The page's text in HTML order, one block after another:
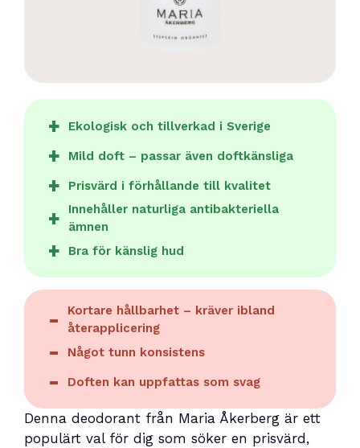
Ekologisk och tillverkad i Sverige
Mild doft – passar även doftkänsliga
Prisvärd i förhållande till kvalitet
Innehåller naturliga antibakteriella
ämnen
Bra för känslig hud
Kortare hållbarhet – kräver ibland
återapplicering
Något tunn konsistens
Doften kan uppfattas som svag
Denna deodorant från Maria Åkerberg är ett
populärt val för dig som söker en prisvärd,